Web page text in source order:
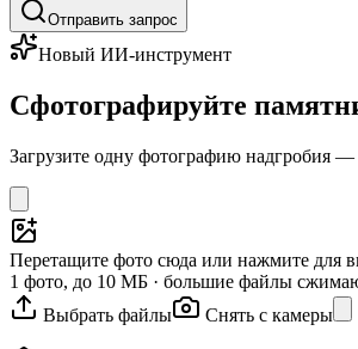
Отправить запрос
Новый ИИ-инструмент
Сфотографируйте
Загрузите одну фотографию надгробия —
Перетащите фото сюда или нажмите для
1 фото, до 10 МБ · большие файлы
Выбрать файлы
Снять с камеры